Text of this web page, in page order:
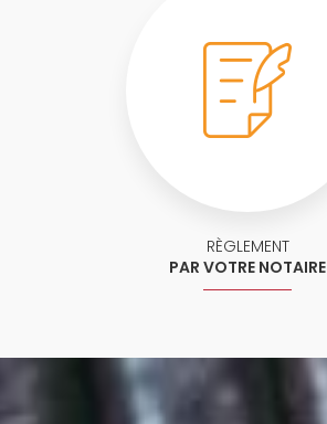
RÈGLEMENT
PAR VOTRE NOTAIRE